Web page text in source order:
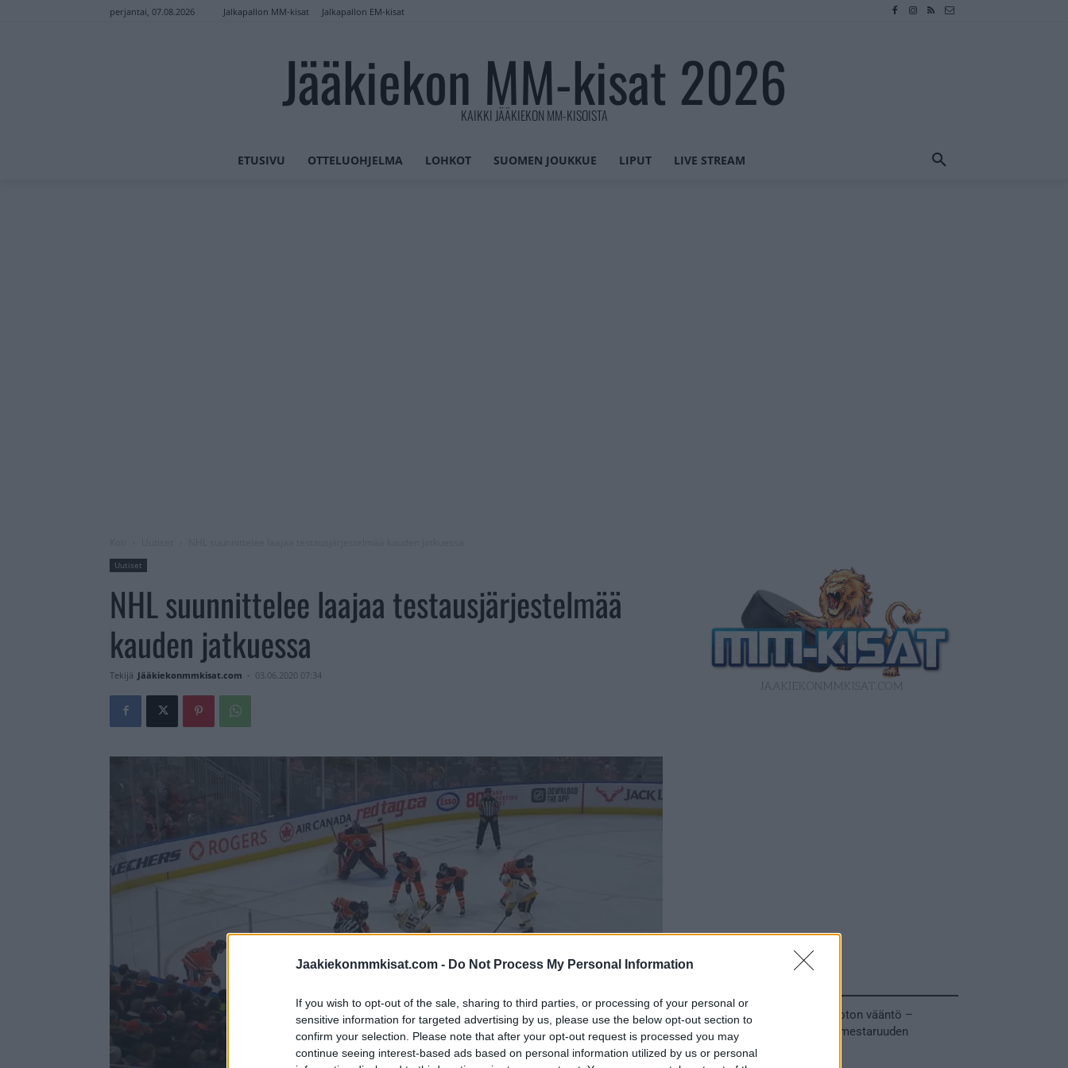
Jaakiekonmmkisat.com - Do Not Process My Personal Information
If you wish to opt-out of the sale, sharing to third parties, or processing of your personal or
sensitive information for targeted advertising by us, please use the below opt-out section to
confirm your selection. Please note that after your opt-out request is processed you may
continue seeing interest-based ads based on personal information utilized by us or personal
perjantai, 07.08.2026 Jalkapallon MM-kisat Jalkapallon EM-kisat
Jääkiekon MM-kisat 2026
KAIKKI JÄÄKIEKON MM-KISOISTA
ETUSIVU OTTELUOHJELMA LOHKOT SUOMEN JOUKKUE LIPUT LIVE STREAM
Uutiset
NHL suunnittelee laajaa testausjärjestelmää
kauden jatkuessa
Tekijä Jääkiekonmmkisat.com - 03.06.2020 07:34
MM-kullasta käytiin armoton vääntö –
Leijonat voitti maailmanmestaruuden
jatkoajalla